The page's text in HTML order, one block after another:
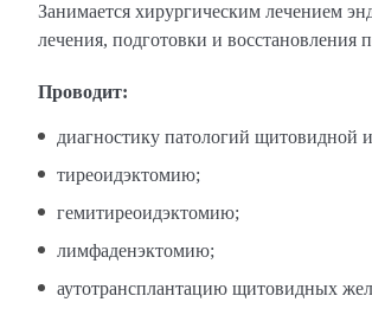
Занимается хирургическим лечением
лечения, подготовки и восстановления
Проводит:
диагностику патологий щитовидной
тиреоидэктомию;
гемитиреоидэктомию;
лимфаденэктомию;
аутотрансплантацию щитовидных